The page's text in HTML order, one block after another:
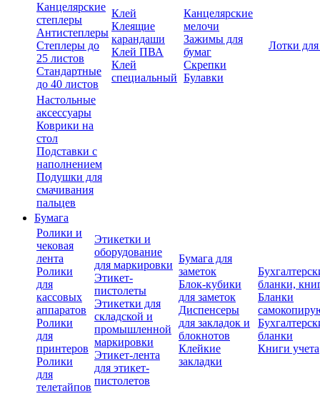
Канцелярские
степлеры
Антистеплеры
Степлеры до
25 листов
Стандартные
до 40 листов
Клей
Клеящие
карандаши
Клей ПВА
Клей
специальный
Канцелярские
мелочи
Зажимы для
бумаг
Скрепки
Булавки
Лотки
Настольные
аксессуары
Коврики на
стол
Подставки с
наполнением
Подушки для
смачивания
пальцев
Бумага
Ролики и
чековая
лента
Ролики
для
кассовых
аппаратов
Ролики
для
принтеров
Ролики
для
телетайпов
Этикетки и
оборудование
для маркировки
Этикет-
пистолеты
Этикетки для
складской и
промышленной
маркировки
Этикет-лента
для этикет-
пистолетов
Бумага для
заметок
Блок-кубики
для заметок
Диспенсеры
для закладок и
блокнотов
Клейкие
закладки
бланки,
Бланки
бланки
Книги учета